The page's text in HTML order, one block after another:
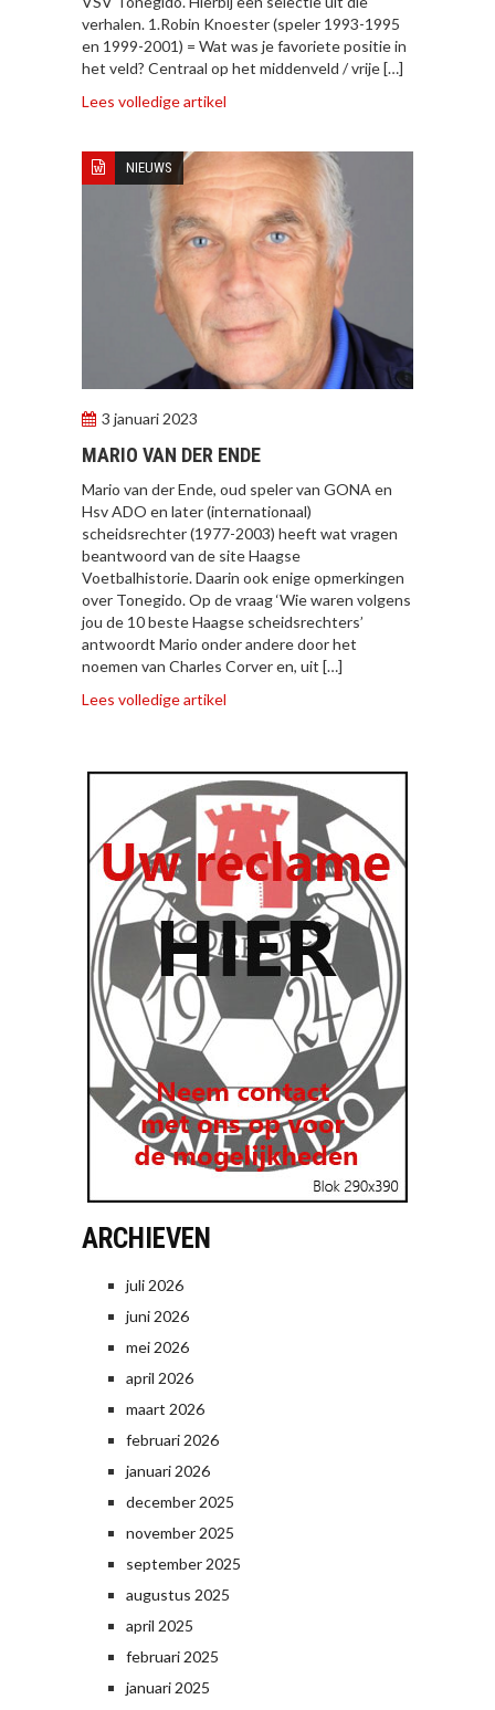
verhalen. 1.Robin Knoester (speler 1993-1995
en 1999-2001) = Wat was je favoriete positie in
het veld? Centraal op het middenveld / vrije […]
Lees volledige artikel
NIEUWS
3 januari 2023
MARIO VAN DER ENDE
Mario van der Ende, oud speler van GONA en
Hsv ADO en later (internationaal)
scheidsrechter (1977-2003) heeft wat vragen
beantwoord van de site Haagse
Voetbalhistorie. Daarin ook enige opmerkingen
over Tonegido. Op de vraag ‘Wie waren volgens
jou de 10 beste Haagse scheidsrechters’
antwoordt Mario onder andere door het
noemen van Charles Corver en, uit […]
Lees volledige artikel
ARCHIEVEN
juli 2026
juni 2026
mei 2026
april 2026
maart 2026
februari 2026
januari 2026
december 2025
november 2025
september 2025
augustus 2025
april 2025
februari 2025
januari 2025